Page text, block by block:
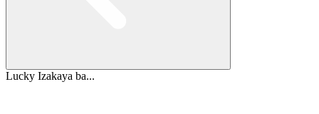
Lucky Izakaya ba...